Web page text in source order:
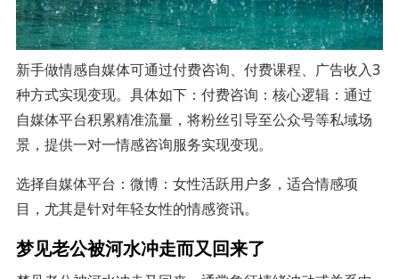
新手做情感自媒体可通过付费咨询、付费课程、广告收入3
种方式实现变现。具体如下：付费咨询：核心逻辑：通过
自媒体平台积累精准流量，将粉丝引导至公众号等私域场
景，提供一对一情感咨询服务实现变现。
选择自媒体平台：微博：女性活跃用户多，适合情感项
目，尤其是针对年轻女性的情感资讯。
梦见老公被河水冲走而又回来了